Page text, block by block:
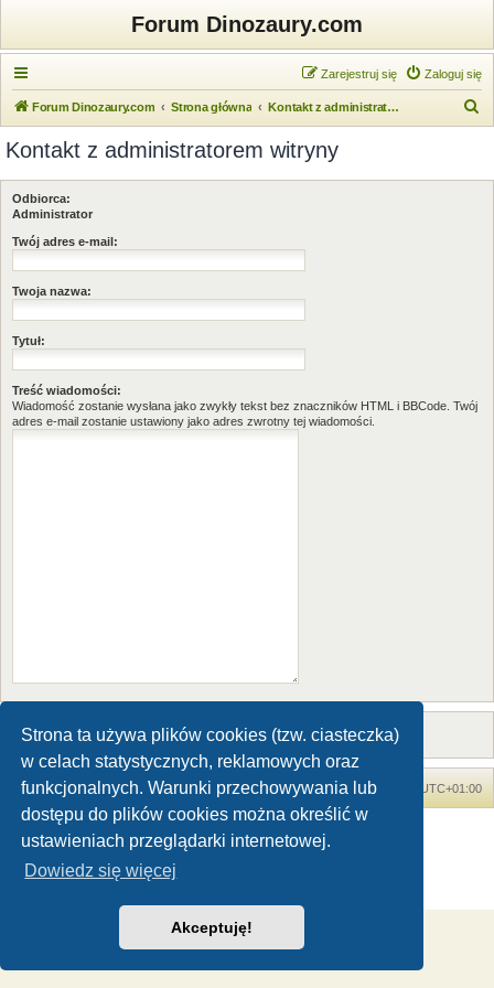
Strona ta używa plików cookies (tzw. ciasteczka)
w celach statystycznych, reklamowych oraz
funkcjonalnych. Warunki przechowywania lub
dostępu do plików cookies można określić w
ustawieniach przeglądarki internetowej.
Dowiedz się więcej
Akceptuję!
Forum Dinozaury.com
Zaloguj się
Zarejestruj się
Forum Dinozaury.com Strona główna Kontakt z administratorem witryny
k
Kontakt z administratorem witryny
Odbiorca:
Administrator
Twój adres e-mail:
Twoja nazwa:
Tytuł:
Treść wiadomości:
Wiadomość zostanie wysłana jako zwykły tekst bez znaczników HTML i BBCode. Twój
adres e-mail zostanie ustawiony jako adres zwrotny tej wiadomości.
Forum Dinozaury.com Strona główna Strefa czasowa UTC+01:00
Technologię dostarczaphpBB® Forum Software © phpBB Limited
Polski pakiet językowy dostarcza